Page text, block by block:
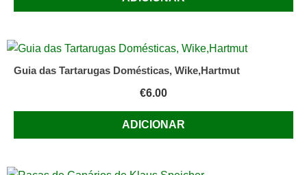
Guia das Tartarugas Domésticas, Wike,Hartmut
€6.00
ADICIONAR